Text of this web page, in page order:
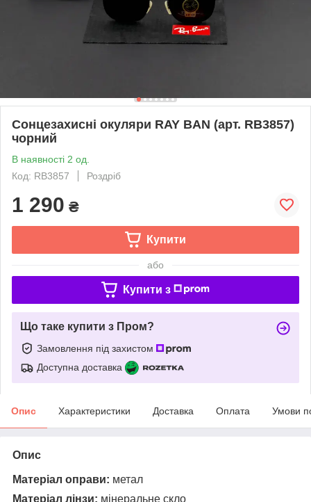
Сонцезахисні окуляри RAY BAN (арт. RB3857)
чорний
В наявності 2 од.
Код: RB3857
Роздріб
1 290 ₴
Купити
або
Купити з
Що таке купити з Пром?
Замовлення під захистом
Доступна доставка
Опис Характеристики Доставка Оплата Умови
Опис
Матеріал оправи: метал
Матеріал лінзи: мінеральне скло